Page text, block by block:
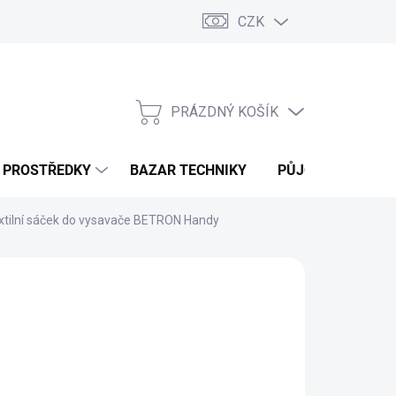
CZK
NÁKUPNÍ
PRÁZDNÝ KOŠÍK
BAZAR TECHNIKY PŮJČOVNA
sáček do vysavače BETRON Handy